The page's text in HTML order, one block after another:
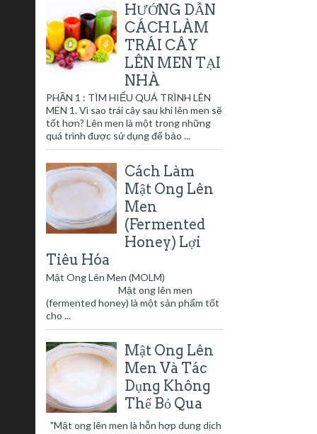
HƯỚNG DẪN
CÁCH LÀM
TRÁI CÂY
LÊN MEN TẠI
NHÀ
PHẦN 1 : TÌM HIỂU QUÁ TRÌNH LÊN
MEN 1. Vì sao trái cây sau khi lên men sẽ
tốt hơn? Lên men là một trong những
quá trình được sử dụng để bảo ...
Cách Làm
Mật Ong Lên
Men
(Fermented
Honey) Lợi
Tiêu Hóa
Mật Ong Lên Men (MOLM)
Mật ong lên men
(fermented honey) là một sản phẩm tốt
cho ...
Mật Ong Lên
Men Và Tác
Dụng Không
Thể Bỏ Qua
"Mật ong lên men là hỗn hợp dung dịch